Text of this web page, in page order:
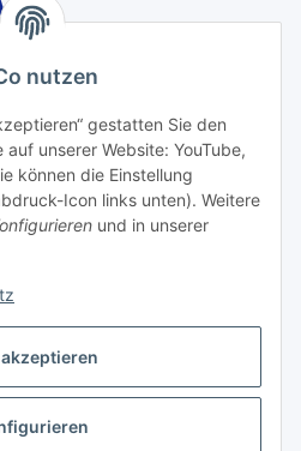
nutzen
gestatten Sie den
unserer Website: YouTube,
können die Einstellung
Icon links unten). Weitere
und in unserer